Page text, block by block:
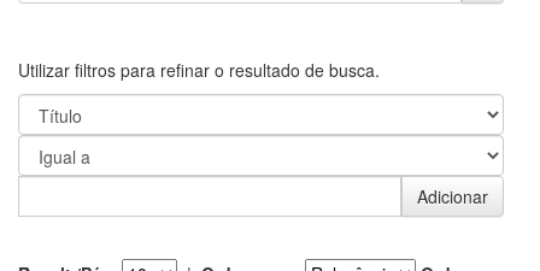
Utilizar filtros para refinar o resultado de busca.